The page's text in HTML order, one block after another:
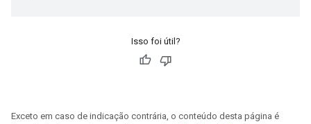
Isso foi útil?
Exceto em caso de indicação contrária, o conteúdo desta página é